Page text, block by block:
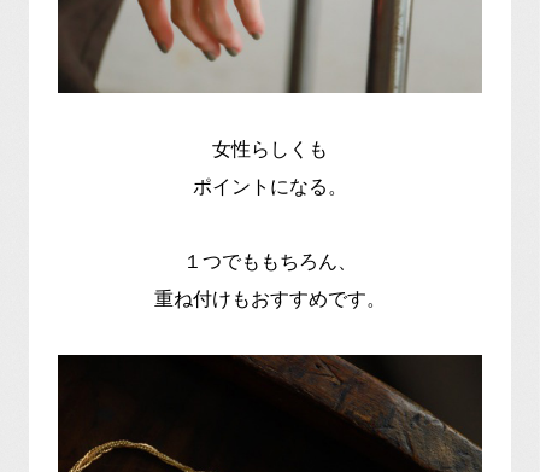
女性らしくも
ポイントになる。
１つでももちろん、
重ね付けもおすすめです。